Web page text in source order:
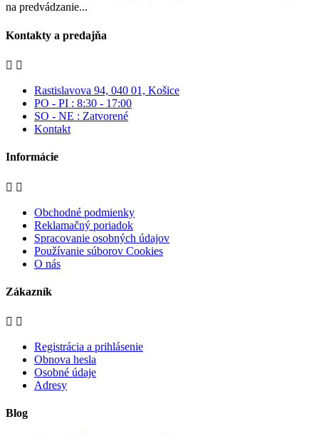
na predvádzanie...
Kontakty a predajňa
 
Rastislavova 94, 040 01, Košice
PO - PI : 8:30 - 17:00
SO - NE : Zatvorené
Kontakt
Informácie
 
Obchodné podmienky
Reklamačný poriadok
Spracovanie osobných údajov
Používanie súborov Cookies
O nás
Zákazník
 
Registrácia a prihlásenie
Obnova hesla
Osobné údaje
Adresy
Blog